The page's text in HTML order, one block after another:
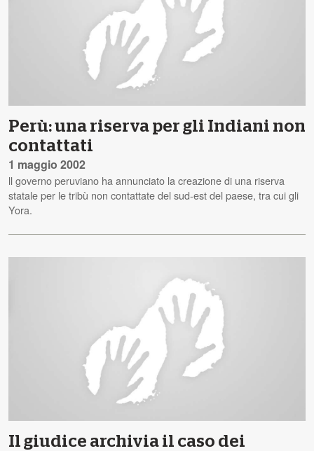
Perù: una riserva per gli Indiani non
contattati
1 maggio 2002
ll governo peruviano ha annunciato la creazione di una riserva
statale per le tribù non contattate del sud-est del paese, tra cui gli
Yora.
Il giudice archivia il caso dei